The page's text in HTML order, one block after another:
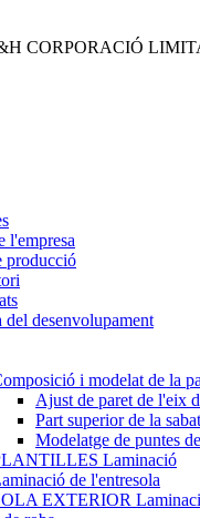
CORPORACIÓ
l'empresa
producció
del desenvolupament
i modelat de la
Ajust de paret de l'eix
Part superior de la
Modelatge de puntes
Laminació
de l'entresola
EXTERIOR